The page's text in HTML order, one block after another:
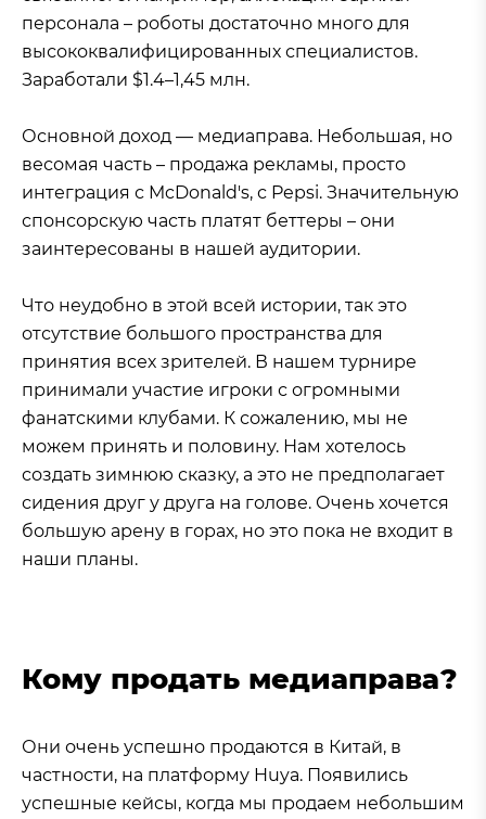
персонала – роботы достаточно много для
высококвалифицированных специалистов.
Заработали $1.4–1,45 млн.
Основной доход — медиаправа. Небольшая, но
весомая часть – продажа рекламы, просто
интеграция с McDonald's, с Pepsi. Значительную
спонсорскую часть платят беттеры – они
заинтересованы в нашей аудитории.
Что неудобно в этой всей истории, так это
отсутствие большого пространства для
принятия всех зрителей. В нашем турнире
принимали участие игроки с огромными
фанатскими клубами. К сожалению, мы не
можем принять и половину. Нам хотелось
создать зимнюю сказку, а это не предполагает
сидения друг у друга на голове. Очень хочется
большую арену в горах, но это пока не входит в
наши планы.
Кому продать медиаправа?
Они очень успешно продаются в Китай, в
частности, на платформу Huya. Появились
успешные кейсы, когда мы продаем небольшим